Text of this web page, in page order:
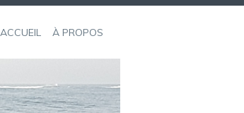
ACCUEIL À PROPOS